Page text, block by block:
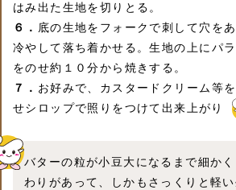
はみ出た生地を切りとる。
６． 底の生地をフォークで刺して穴を
冷やして落ち着かせる。生地の上にパ
をのせ約１０分から焼きする。
７． お好みで、カスタードクリーム等
せシロップで照りをつけて出来上がり
バターの粒が小豆大になるまで細か
わりがあって、しかもさっくりと軽